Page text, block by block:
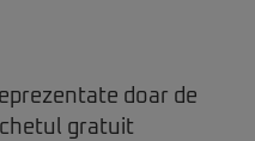
doar de
gratuit